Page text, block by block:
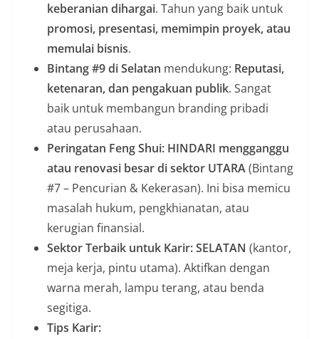
keberanian dihargai. Tahun yang baik untuk
promosi, presentasi, memimpin proyek, atau
memulai bisnis.
Bintang #9 di Selatan mendukung: Reputasi,
ketenaran, dan pengakuan publik. Sangat
baik untuk membangun branding pribadi
atau perusahaan.
Peringatan Feng Shui: HINDARI mengganggu
atau renovasi besar di sektor UTARA(Bintang
#7 – Pencurian & Kekerasan). Ini bisa memicu
masalah hukum, pengkhianatan, atau
kerugian finansial.
Sektor Terbaik untuk Karir:SELATAN (kantor,
meja kerja, pintu utama). Aktifkan dengan
warna merah, lampu terang, atau benda
segitiga.
Tips Karir: